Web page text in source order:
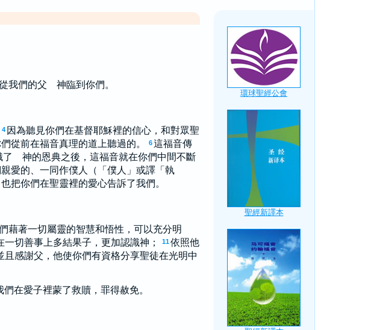
我們的父 神臨到你們。
4 因為聽見你們在基督耶穌裡的信心，和對眾聖
從前在福音真理的道上聽過的。 6 這福音傳
了 神的恩典之後，這福音就在你們中間不斷
愛的、一同作僕人（「僕人」或譯「執
也把你們在聖靈裡的愛心告訴了我們。
藉著一切屬靈的智慧和悟性，可以充分明
切善事上多結果子，更加認識神； 11 依照他
且感謝父，他使你們有資格分享聖徒在光明中
們在愛子裡蒙了救贖，罪得赦免。